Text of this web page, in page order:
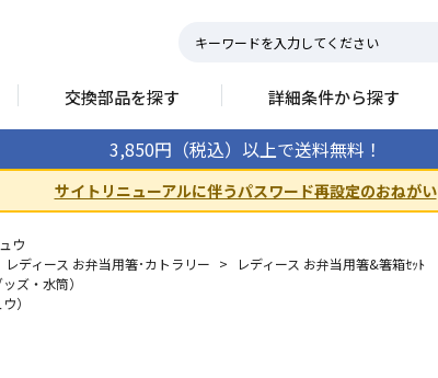
交換部品を探す 詳細条件から探す
3,850円（税込）以上で送料無料！
サイトリニューアルに伴うパスワード再設定のおねがい
ウ
レディース お弁当用箸･カトラリー >
レディース お弁当用箸&箸箱ｾｯﾄ
ズ・水筒）
）